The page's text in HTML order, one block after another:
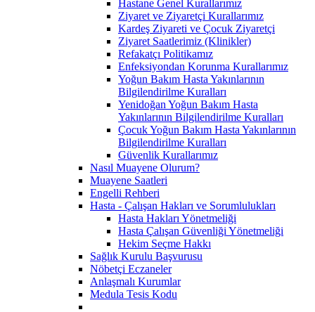
Hastane Genel Kurallarımız
Ziyaret ve Ziyaretçi Kurallarımız
Kardeş Ziyareti ve Çocuk Ziyaretçi
Ziyaret Saatlerimiz (Klinikler)
Refakatçı Politikamız
Enfeksiyondan Korunma Kurallarımız
Yoğun Bakım Hasta Yakınlarının
Bilgilendirilme Kuralları
Yenidoğan Yoğun Bakım Hasta
Yakınlarının Bilgilendirilme Kuralları
Çocuk Yoğun Bakım Hasta Yakınlarının
Bilgilendirilme Kuralları
Güvenlik Kurallarımız
Nasıl Muayene Olurum?
Muayene Saatleri
Engelli Rehberi
Hasta - Çalışan Hakları ve Sorumlulukları
Hasta Hakları Yönetmeliği
Hasta Çalışan Güvenliği Yönetmeliği
Hekim Seçme Hakkı
Sağlık Kurulu Başvurusu
Nöbetçi Eczaneler
Anlaşmalı Kurumlar
Medula Tesis Kodu